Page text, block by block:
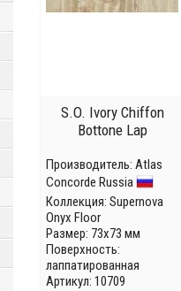
S.O. Ivory Chiffon
Bottone Lap
Производитель: Atlas
Concorde Russia
Коллекция: Supernova
Onyx Floor
Размер: 73x73 мм
Поверхность:
лаппатированная
Артикул: 10709